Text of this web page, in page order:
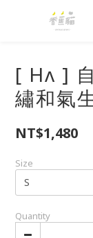
[ Hʌ ]
繡和氣
NT$1,480
Size
Quantity